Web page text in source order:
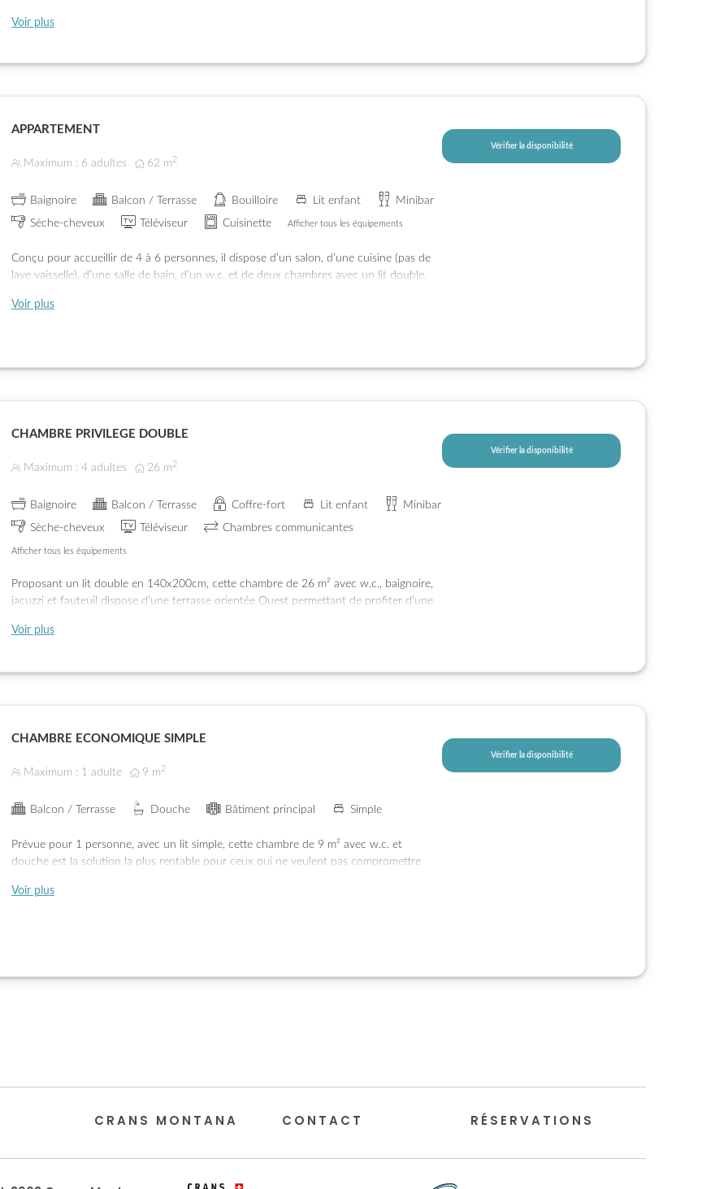
de Montana.
Voir plus
APPARTEMENT
Maximum : 6 adultes 62 m 2
Baignoire Balcon / Terrasse Bouilloire Lit enfant
Minibar
Sèche-cheveux
Téléviseur Cuisinette Afficher tous les équipements
Conçu pour accueillir de 4 à 6 personnes, il dispose d’un salon, d’une cuisine (pas de
lave vaisselle), d’une salle de bain, d’un w.c. et de deux chambres avec un lit double.
Voir plus
Vérifier la disponibilité
CHAMBRE PRIVILEGE DOUBLE
Maximum : 4 adultes 26m 2
Baignoire Balcon / Terrasse Coffre-fort Lit enfant
Minibar
Sèche-cheveux
Téléviseur Chambres communicantes
Afficher tous les équipements
Proposant un lit double en 140x200cm, cette chambre de 26 m² avec w.c., baignoire,
jacuzzi et fauteuil dispose d’une terrasse orientée Ouest permettant de profiter d’une
Possibilité de communiquer avec la chambre voisine pour les familles et groupes.
Voir plus
Vérifier la disponibilité
CHAMBRE ECONOMIQUE SIMPLE
Maximum : 1 adulte 9 m 2
Balcon / Terrasse Douche Bâtiment principal Simple
Prévue pour 1 personne, avec un lit simple, cette chambre de 9 m² avec w.c. et
douche est la solution la plus rentable pour ceux qui ne veulent pas compromettre
Voir plus
Vérifier la disponibilité
CRANS MONTANA CONTACT RÉSERVATIONS